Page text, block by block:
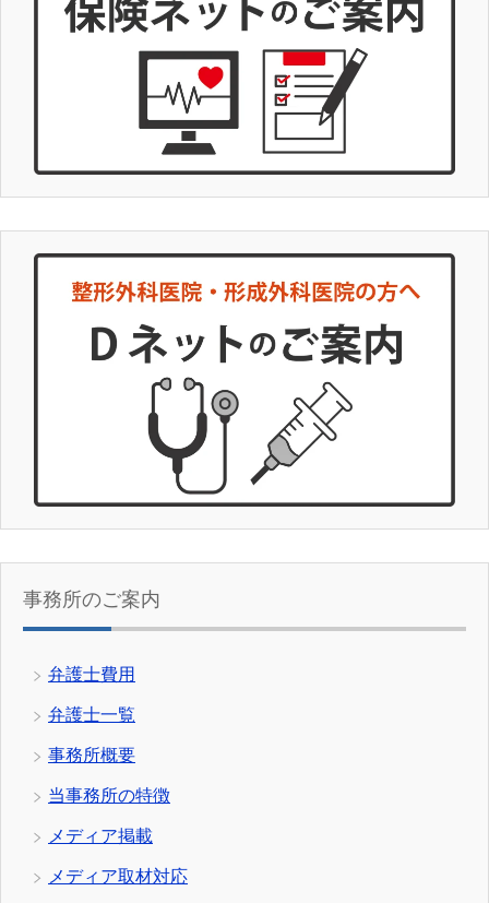
事務所のご案内
弁護士費用
弁護士一覧
事務所概要
当事務所の特徴
メディア掲載
メディア取材対応